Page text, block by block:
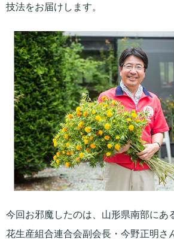
技法をお届けします。
今回お邪魔したのは、山形県南部にあ
花生産組合連合会副会長・今野正明さ